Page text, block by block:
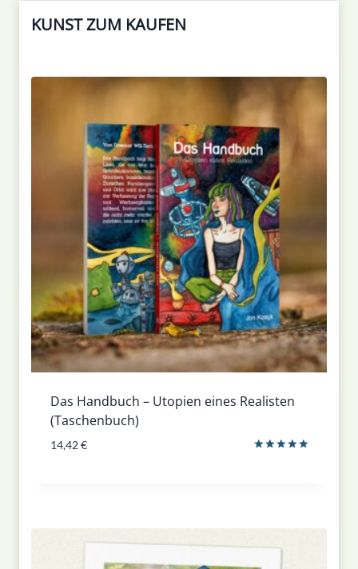
KUNST ZUM KAUFEN
Das Handbuch – Utopien eines Realisten
(Taschenbuch)
14,42€